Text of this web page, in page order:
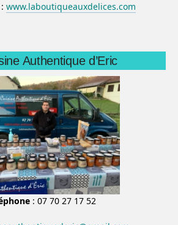
: www.laboutiqueauxdelices.com
Authentique d’Eric
: 07 70 27 17 52